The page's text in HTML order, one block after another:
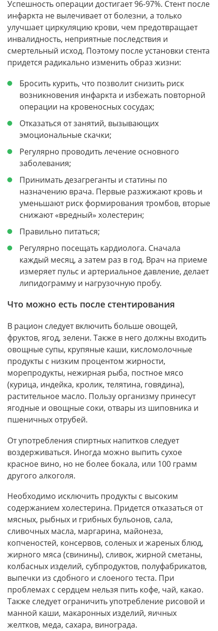
Успешность операции достигает 96-97%. Стент после
инфаркта не вылечивает от болезни, а только
улучшает циркуляцию крови, чем предотвращает
инвалидность, неприятные последствия и
смертельный исход. Поэтому после установки стента
придется радикально изменить образ жизни:
Бросить курить, что позволит снизить риск
возникновения инфаркта и избежать повторной
операции на кровеносных сосудах;
Отказаться от занятий, вызывающих
эмоциональные скачки;
Регулярно проводить лечение основного
заболевания;
Принимать дезагреганты и статины по
назначению врача. Первые разжижают кровь и
уменьшают риск формирования тромбов, вторые
снижают «вредный» холестерин;
Правильно питаться;
Регулярно посещать кардиолога. Сначала
каждый месяц, а затем раз в год. Врач на приеме
измеряет пульс и артериальное давление, делает
липидограмму и нагрузочную пробу.
Что можно есть после стентирования
В рацион следует включить больше овощей,
фруктов, ягод, зелени. Также в него должны входить
овощные супы, крупяные каши, кисломолочные
продукты с низким процентом жирности,
морепродукты, нежирная рыба, постное мясо
(курица, индейка, кролик, телятина, говядина),
растительное масло. Пользу организму принесут
ягодные и овощные соки, отвары из шиповника и
пшеничных отрубей.
От употребления спиртных напитков следует
воздерживаться. Иногда можно выпить сухое
красное вино, но не более бокала, или 100 грамм
другого алкоголя.
Необходимо исключить продукты с высоким
содержанием холестерина. Придется отказаться от
мясных, рыбных и грибных бульонов, сала,
сливочных масла, маргарина, майонеза,
копченостей, консервов, соленых и жареных блюд,
жирного мяса (свинины), сливок, жирной сметаны,
колбасных изделий, субпродуктов, полуфабрикатов,
выпечки из сдобного и слоеного теста. При
проблемах с сердцем нельзя пить кофе, чай, какао.
Также следует ограничить употребление рисовой и
манной каши, макаронных изделий, яичных
желтков, меда, сахара, винограда.